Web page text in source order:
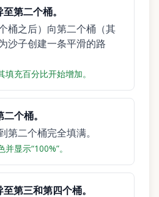
第二个桶。
桶之后）向第二个桶（其
沙子创建一条平滑的路
充百分比开始增加。
个桶。
第二个桶完全填满。
显示“100%”。
第三和第四个桶。